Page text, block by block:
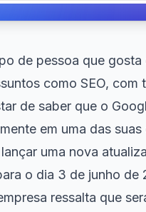
de pessoa que gosta
como SEO, com
de saber que o
em uma das
uma nova
o dia 3 de junho de
ressalta que